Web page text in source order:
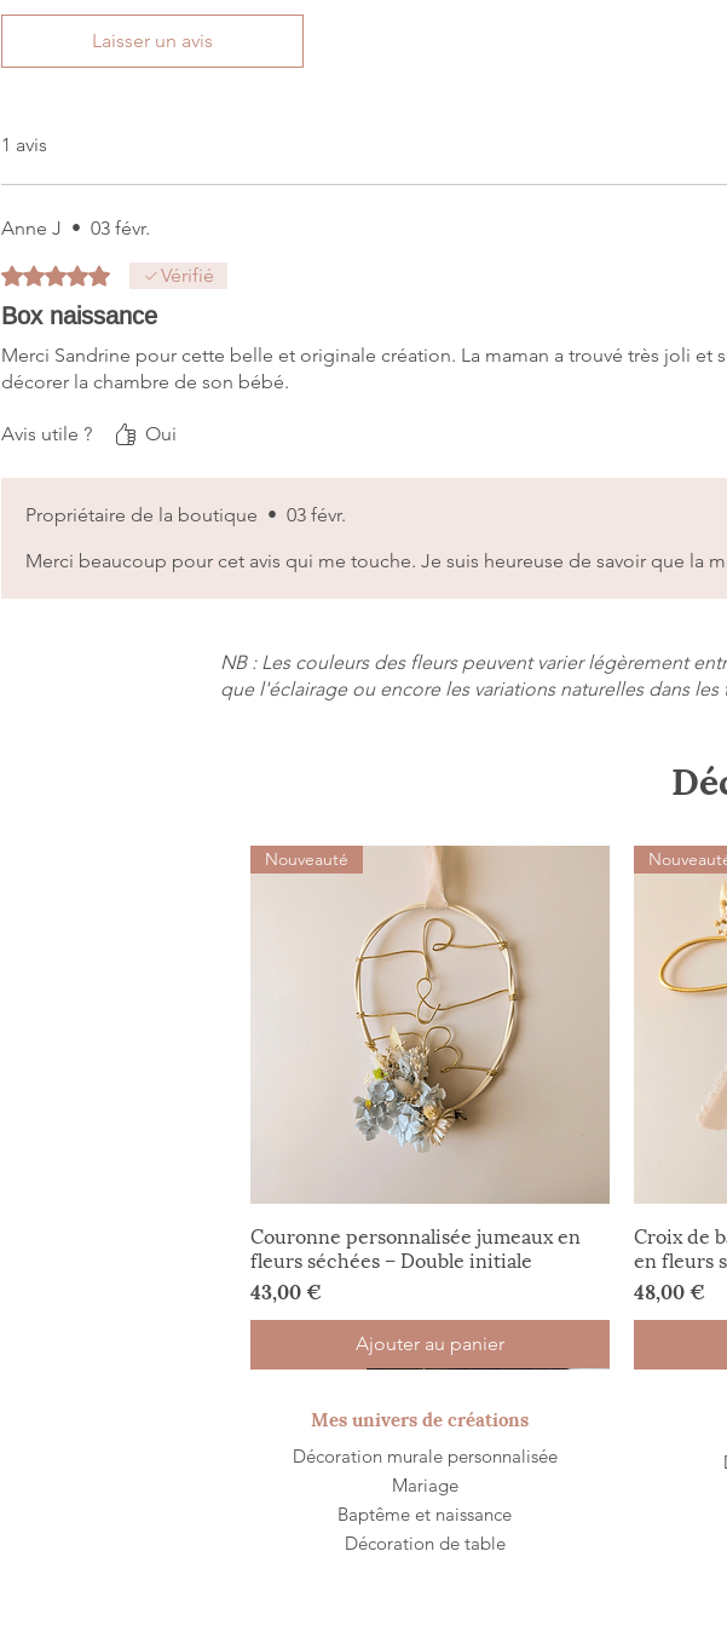
Laisser un avis
1 avis
Anne J • 03 févr.
Noté 5 sur 5. Vérifié
Box naissance
Merci Sandrine pour cette belle et originale création. La maman a trouvé très joli et
décorer la chambre de son bébé.
Avis utile ? Oui
Propriétaire de la boutique • 03 févr.
Merci beaucoup pour cet avis qui me touche. Je suis heureuse de savoir que
NB : Les couleurs des fleurs peuvent varier légèrement
que l'éclairage ou encore les variations naturelles dans les
Nouveauté
Couronne personnalisée jumeaux en
fleurs séchées – Double initiale
Prix
43,00 €
Ajouter au panier
Croix de
en fleurs
Prix
48,00 €
Mes univers de créations
Décoration murale personnalisée
​Mariage
Baptême et naissance
Décoration de table